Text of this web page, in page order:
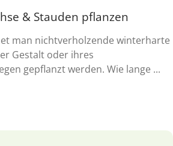
& Stauden pflanzen
man nichtverholzende winterharte
Gestalt oder ihres
gepflanzt werden. Wie lange ...